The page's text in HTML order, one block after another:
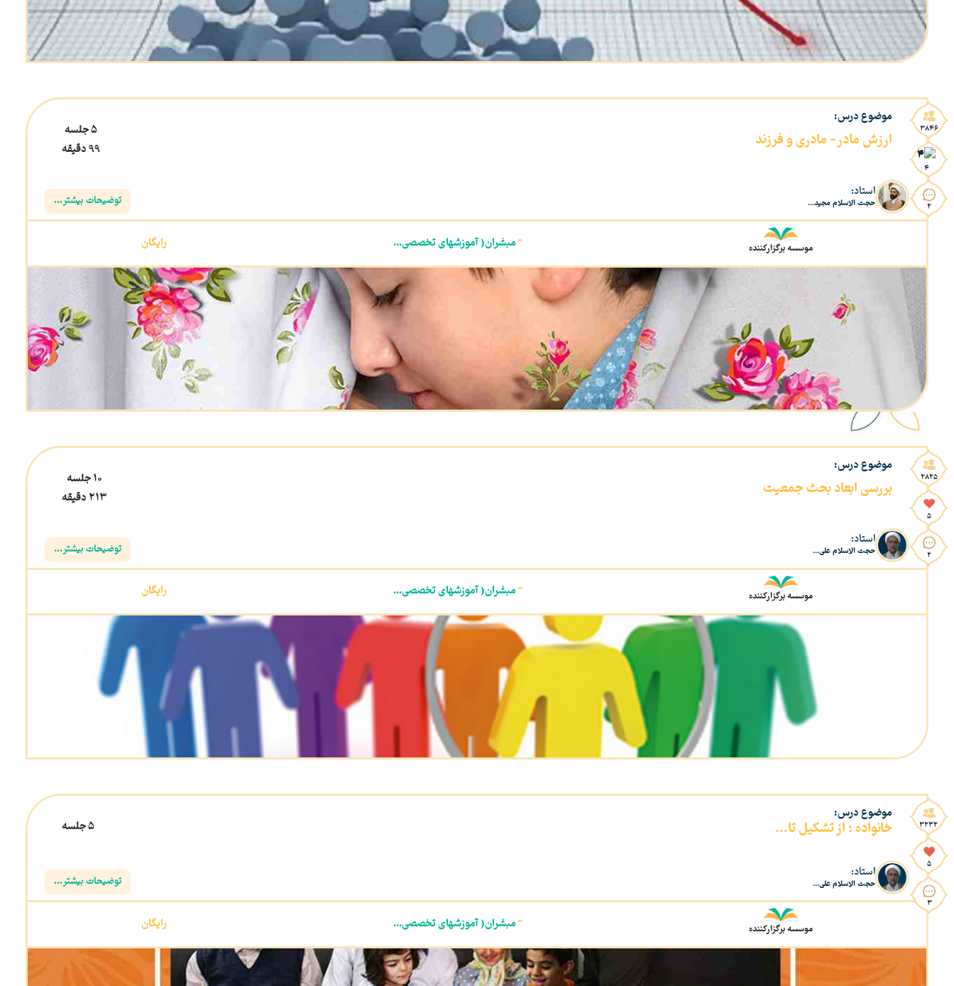
3846
4
2
موضوع درس:
ارزش مادر- مادری و فرزند
5 جلسه
99 دقیقه
استاد:
حجت الاسلام مجید... توضیحات بیشتر...
موسسه برگزارکننده "مبشران( آموزشهای تخصصی... رایگان
2825
5
2
موضوع درس:
بررسی ابعاد بحث جمعیت
10 جلسه
213 دقیقه
استاد:
حجت الاسلام علی... توضیحات بیشتر...
موسسه برگزارکننده "مبشران( آموزشهای تخصصی... رایگان
3232
5
3
موضوع درس:
خانواده ؛ از تشکیل تا... 5 جلسه
استاد:
حجت الاسلام علی... توضیحات بیشتر...
موسسه برگزارکننده "مبشران( آموزشهای تخصصی... رایگان